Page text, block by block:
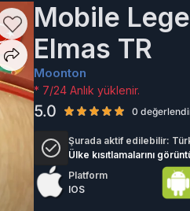
Mobile
Elmas TR
Moonton
* 7/24 Anlık yüklenir.
5.0 0
Şurada aktif edilebilir:
Ülke kısıtlamalarını
Platform
IOS